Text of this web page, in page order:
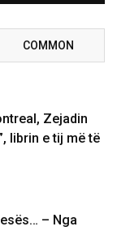
COMMON
Zejadin
librin e tij më të
– Nga